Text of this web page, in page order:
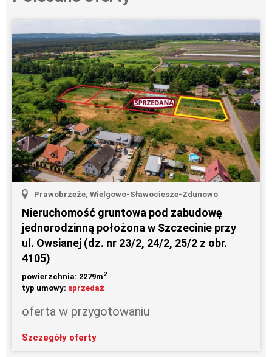
Prawobrzeże, Wielgowo-Sławociesze-Zdunowo
Nieruchomość gruntowa pod zabudowę
jednorodzinną położona w Szczecinie przy
ul. Owsianej (dz. nr 23/2, 24/2, 25/2 z obr.
4105)
powierzchnia: 2279m2
typ umowy: sprzedaż
oferta w przygotowaniu
Szczegóły oferty